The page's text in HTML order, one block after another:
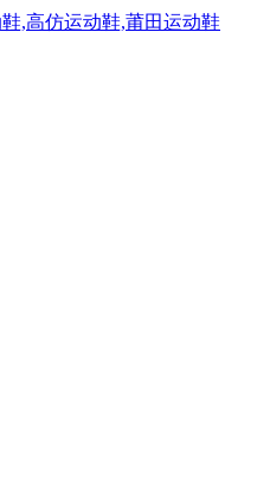
,高仿运动鞋,莆田运动鞋